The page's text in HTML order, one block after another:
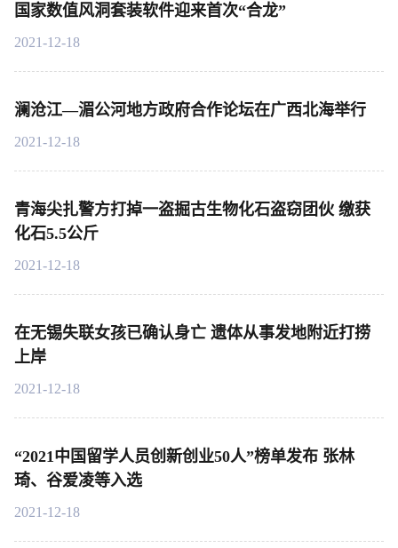
国家数值风洞套装软件迎来首次“合龙”
2021-12-18
澜沧江—湄公河地方政府合作论坛在广西北海举行
2021-12-18
青海尖扎警方打掉一盗掘古生物化石盗窃团伙 缴获
化石5.5公斤
2021-12-18
在无锡失联女孩已确认身亡 遗体从事发地附近打捞
上岸
2021-12-18
“2021中国留学人员创新创业50人”榜单发布 张林
琦、谷爱凌等入选
2021-12-18